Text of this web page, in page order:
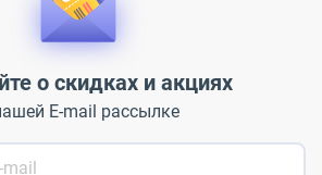
о скидках и акциях
E-mail рассылке